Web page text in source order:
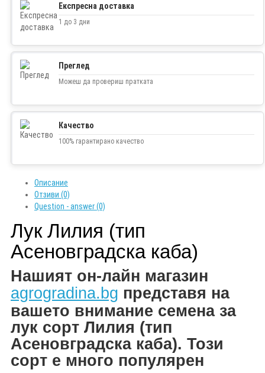
Експресна доставка
1 до 3 дни
Преглед
Можеш да провериш пратката
Качество
100% гарантирано качество
Описание
Отзиви (0)
Question - answer (0)
Лук Лилия (тип
Асеновградска каба)
Нашият он-лайн магазин
agrogradina.bg представя на
вашето внимание семена за
лук сорт Лилия (тип
Асеновградска каба). Този
сорт e много популярен